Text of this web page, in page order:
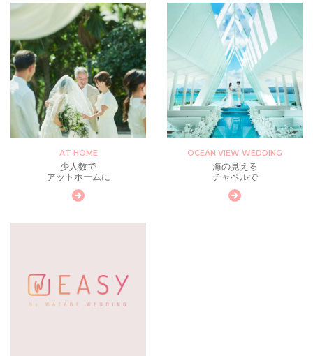
AT HOME
少人数で
アットホームに
OCEAN VIEW WEDDING
海の見える
チャペルで